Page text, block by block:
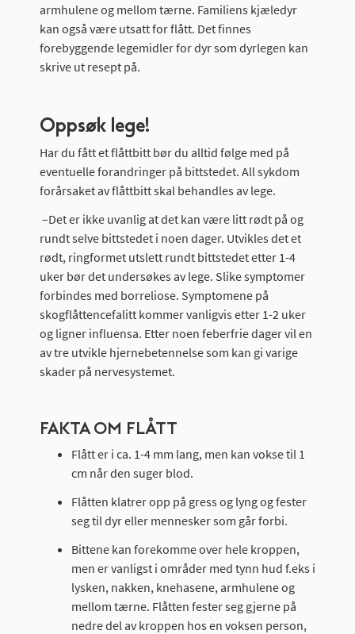
armhulene og mellom tærne. Familiens kjæledyr
kan også være utsatt for flått. Det finnes
forebyggende legemidler for dyr som dyrlegen kan
skrive ut resept på.
Oppsøk lege!
Har du fått et flåttbitt bør du alltid følge med på
eventuelle forandringer på bittstedet. All sykdom
forårsaket av flåttbitt skal behandles av lege.
–Det er ikke uvanlig at det kan være litt rødt på og
rundt selve bittstedet i noen dager. Utvikles det et
rødt, ringformet utslett rundt bittstedet etter 1-4
uker bør det undersøkes av lege. Slike symptomer
forbindes med borreliose. Symptomene på
skogflåttencefalitt kommer vanligvis etter 1-2 uker
og ligner influensa. Etter noen feberfrie dager vil en
av tre utvikle hjernebetennelse som kan gi varige
skader på nervesystemet.
FAKTA OM FLÅTT
Flått er i ca. 1-4 mm lang, men kan vokse til 1
cm når den suger blod.
Flåtten klatrer opp på gress og lyng og fester
seg til dyr eller mennesker som går forbi.
Bittene kan forekomme over hele kroppen,
men er vanligst i områder med tynn hud f.eks i
lysken, nakken, knehasene, armhulene og
mellom tærne. Flåtten fester seg gjerne på
nedre del av kroppen hos en voksen person,